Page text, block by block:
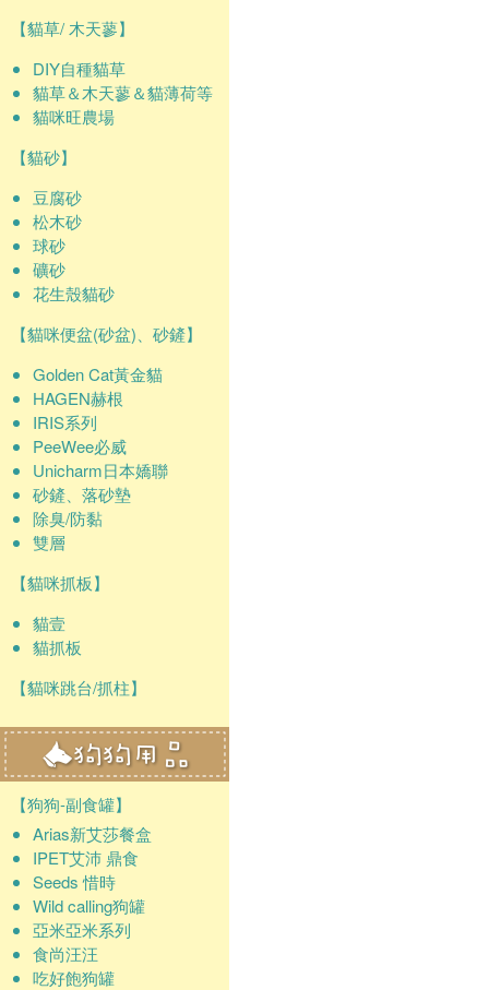
【貓草/ 木天蓼】
DIY自種貓草
貓草＆木天蓼＆貓薄荷等
貓咪旺農場
【貓砂】
豆腐砂
松木砂
球砂
礦砂
花生殼貓砂
【貓咪便盆(砂盆)、砂鏟】
Golden Cat黃金貓
HAGEN赫根
IRIS系列
PeeWee必威
Unicharm日本嬌聯
砂鏟、落砂墊
除臭/防黏
雙層
【貓咪抓板】
貓壹
貓抓板
【貓咪跳台/抓柱】
【狗狗-副食罐】
Arias新艾莎餐盒
IPET艾沛 鼎食
Seeds 惜時
Wild calling狗罐
亞米亞米系列
食尚汪汪
吃好飽狗罐